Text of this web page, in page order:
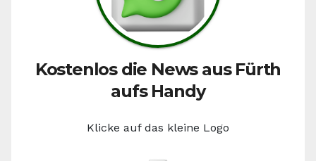
Kostenlos die News aus Fürth
aufs Handy
Klicke auf das kleine Logo